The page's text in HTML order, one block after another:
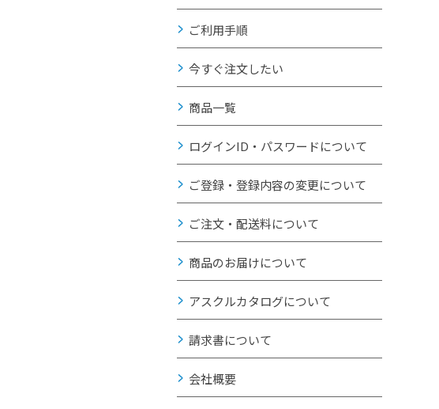
ご利用手順
今すぐ注文したい
商品一覧
ログインID・パスワードについて
ご登録・登録内容の変更について
ご注文・配送料について
商品のお届けについて
アスクルカタログについて
請求書について
会社概要